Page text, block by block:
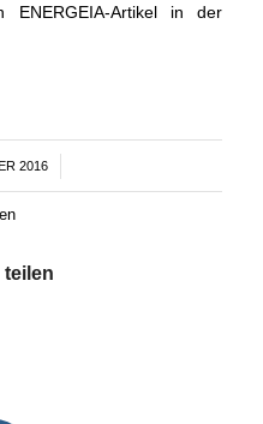
ENERGEIA-Artikel in der
2016
teilen